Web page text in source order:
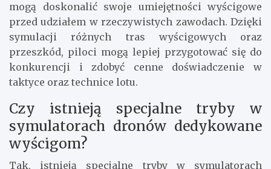
mogą doskonalić swoje umiejętności wyścigowe
przed udziałem w rzeczywistych zawodach. Dzięki
symulacji różnych tras wyścigowych oraz
przeszkód, piloci mogą lepiej przygotować się do
konkurencji i zdobyć cenne doświadczenie w
taktyce oraz technice lotu.
Czy istnieją specjalne tryby w
symulatorach dronów dedykowane
wyścigom?
Tak, istnieją specjalne tryby w symulatorach